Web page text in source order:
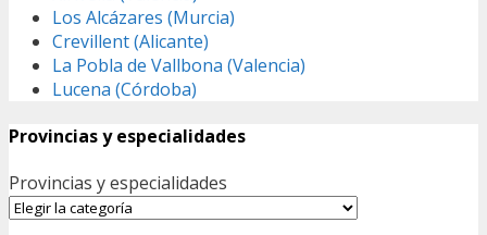
Los Alcázares (Murcia)
Crevillent (Alicante)
La Pobla de Vallbona (Valencia)
Lucena (Córdoba)
Provincias y especialidades
Provincias y especialidades